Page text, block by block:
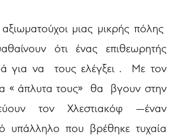
μιας μικρής πόλης
ότι ένας επιθεωρητής
για να τους ελέγξει . Με τον
« άπλυτα τους» θα βγουν στην
τον Χλεστιακόφ —έναν
υπάλληλο που βρέθηκε τυχαία